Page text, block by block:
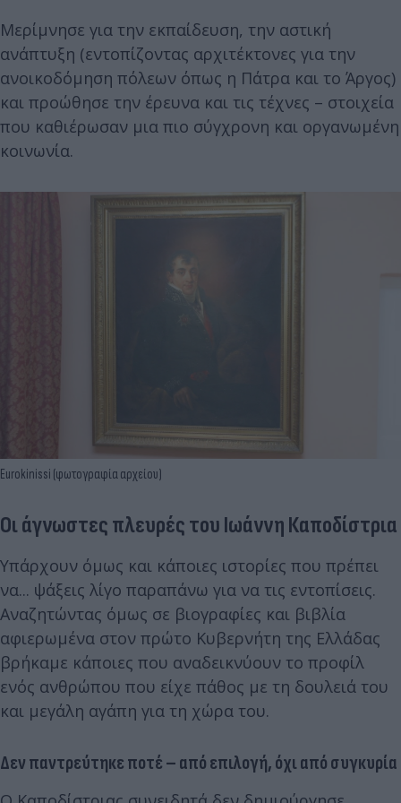
Μερίμνησε για την εκπαίδευση, την αστική
ανάπτυξη (εντοπίζοντας αρχιτέκτονες για την
ανοικοδόμηση πόλεων όπως η Πάτρα και το Άργος)
και προώθησε την έρευνα και τις τέχνες – στοιχεία
που καθιέρωσαν μια πιο σύγχρονη και οργανωμένη
κοινωνία.
Eurokinissi (φωτογραφία αρχείου)
Οι άγνωστες πλευρές του Ιωάννη Καποδίστρια
Υπάρχουν όμως και κάποιες ιστορίες που πρέπει
να... ψάξεις λίγο παραπάνω για να τις εντοπίσεις.
Αναζητώντας όμως σε βιογραφίες και βιβλία
αφιερωμένα στον πρώτο Κυβερνήτη της Ελλάδας
βρήκαμε κάποιες που αναδεικνύουν το προφίλ
ενός ανθρώπου που είχε πάθος με τη δουλειά του
και μεγάλη αγάπη για τη χώρα του.
Δεν παντρεύτηκε ποτέ – από επιλογή, όχι από συγκυρία